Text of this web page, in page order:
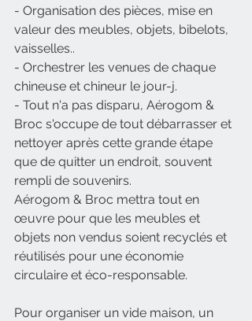
- Organisation des pièces, mise en
valeur des meubles, objets, bibelots,
vaisselles..
- Orchestrer les venues de chaque
chineuse et chineur le jour-j.
- Tout n'a pas disparu, Aérogom &
Broc s'occupe de tout débarrasser et
nettoyer après cette grande étape
que de quitter un endroit, souvent
rempli de souvenirs.
Aérogom & Broc mettra tout en
œuvre pour que les meubles et
objets non vendus soient recyclés et
réutilisés pour une économie
circulaire et éco-responsable.​
Pour organiser un vide maison, un